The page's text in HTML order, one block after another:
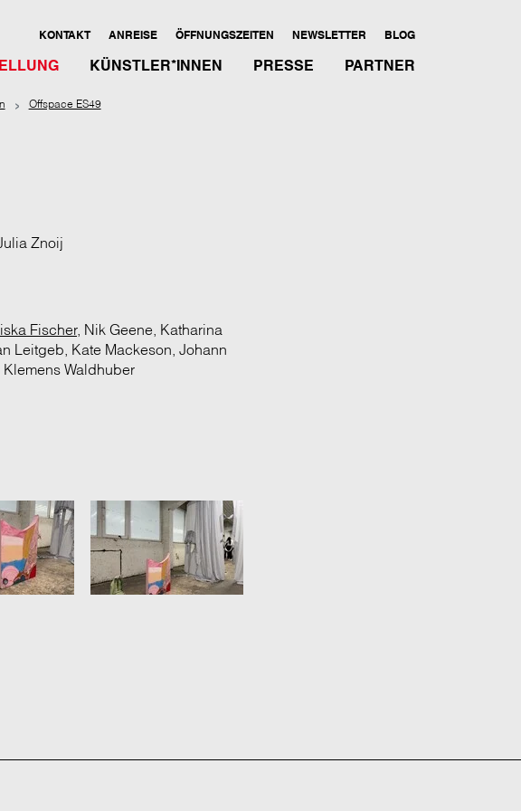
KONTAKT ANREISE ÖFFNUNGSZEITEN NEWSLETTER BLOG
KÜNSTLER*INNEN PRESSE PARTNER
Offspace ES49
Znoij
Fischer, Nik Geene, Katharina
Leitgeb, Kate Mackeson, Johann
Waldhuber